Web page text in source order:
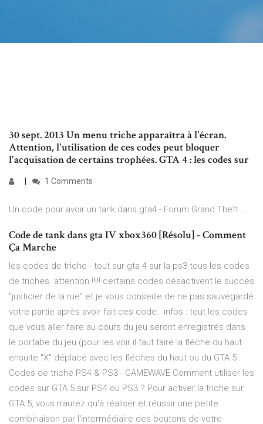
30 sept. 2013 Un menu triche apparaîtra à l'écran.
Attention, l'utilisation de ces codes peut bloquer
l'acquisation de certains trophées. GTA 4 : les codes sur
1 Comments
Un code pour avoir un tank dans gta4 - Forum Grand Theft ...
Code de tank dans gta IV xbox360 [Résolu] - Comment
Ça Marche
les codes de triche - tout sur gta 4 sur la ps3 tous les codes
de triches. attention !!!!! certains codes désactivent le succès
"justicier de la rue" et je vous conseille de ne pas sauvegardé
votre partie après avoir fait ces code.. infos : tout les codes
que vous aller faire au cours du jeu seront enregistrés dans
le portabe du jeu (pour les voir il faut faire la fléche du haut
ensuite "X" déplacé avec les fléches du haut ou du GTA 5 :
Codes de triche PS4 & PS3 - GAMEWAVE Comment utiliser les
codes sur GTA 5 sur PS4 ou PS3 ? Pour activer la triche sur
GTA 5, vous n'aurez qu'à réaliser et réussir une petite
combinaison par l'intermédiaire des boutons de votre